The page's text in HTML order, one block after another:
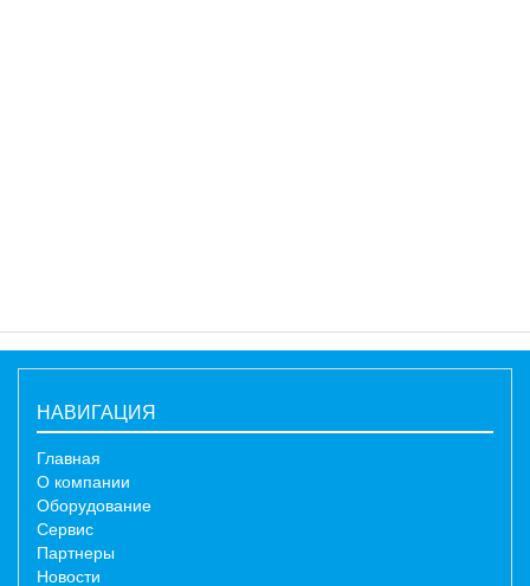
НАВИГАЦИЯ
Главная
О компании
Оборудование
Сервис
Партнеры
Новости